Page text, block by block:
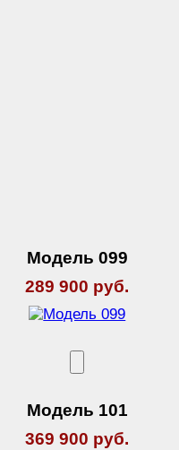
Модель 099
289 900 руб.
Модель 101
369 900 руб.